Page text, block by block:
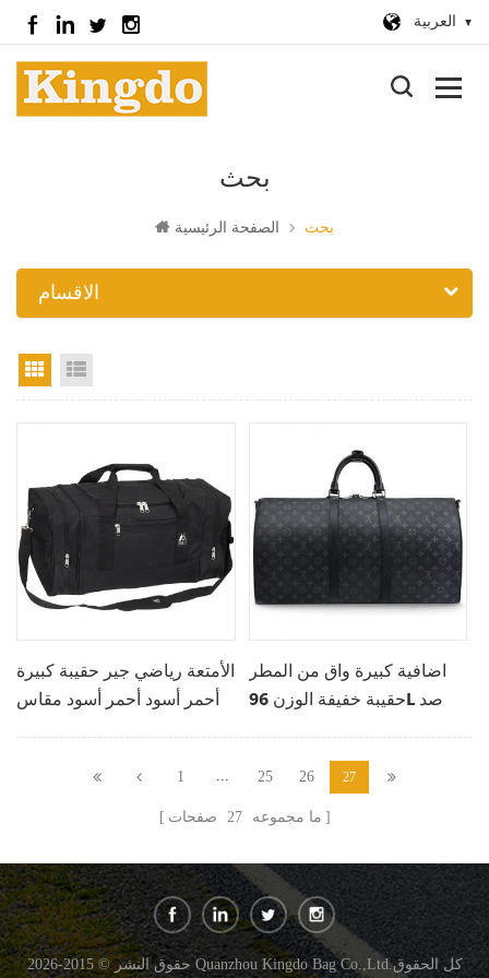
العربية
بحث
الصفحة الرئيسية بحث
الاقسام
عرض الشبكة
الأمتعة رياضي جير حقيبة كبيرة
أحمر أسود أحمر أسود مقاس
اضافية كبيرة واق من المطر
حقيبة خفيفة الوزن 96L صد
1 ... 25 26 27
ما مجموعه 27 صفحات
حقوق النشر © 2015-2026 Quanzhou Kingdo Bag Co.,Ltd.كل الحقوق